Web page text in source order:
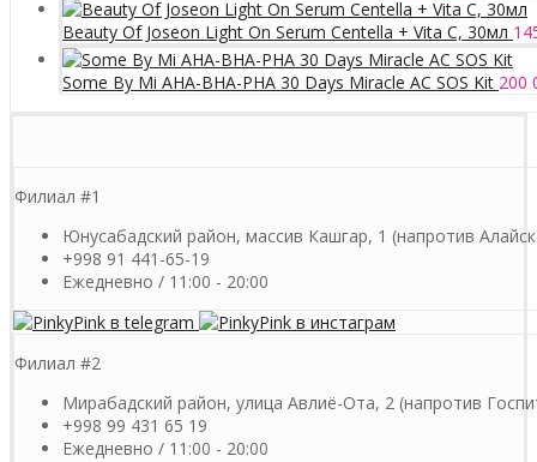
Beauty Of Joseon Light On Serum Centella + Vita C, 30мл
Some By Mi AHA-BHA-PHA 30 Days Miracle AC SOS Kit 200
Филиал #1
Юнусабадский район, массив Кашгар, 1 (напротив
+998 91 441-65-19
Ежедневно / 11:00 - 20:00
Филиал #2
Мирабадский район, улица Авлиё-Ота, 2 (напротив
+998 99 431 65 19
Ежедневно / 11:00 - 20:00